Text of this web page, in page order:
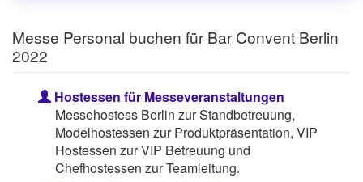
Messe Personal buchen für Bar Convent Berlin
2022
Hostessen für Messeveranstaltungen
Messehostess Berlin zur Standbetreuung,
Modelhostessen zur Produktpräsentation, VIP
Hostessen zur VIP Betreuung und
Chefhostessen zur Teamleitung.